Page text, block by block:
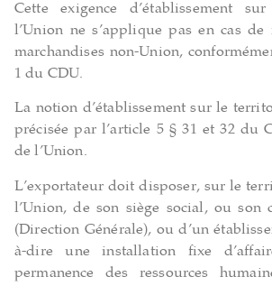
Cette exigence d’établissement
l’Union ne s’applique pas en cas de
marchandises non-Union,
1 du CDU.
La notion d’établissement sur le
précisée par l’article 5 § 31 et 32 du
de l’Union.
L’exportateur doit disposer, sur le
l’Union, de son siège social, ou son
(Direction Générale), ou d’un
à-dire une installation fixe
permanence des ressources